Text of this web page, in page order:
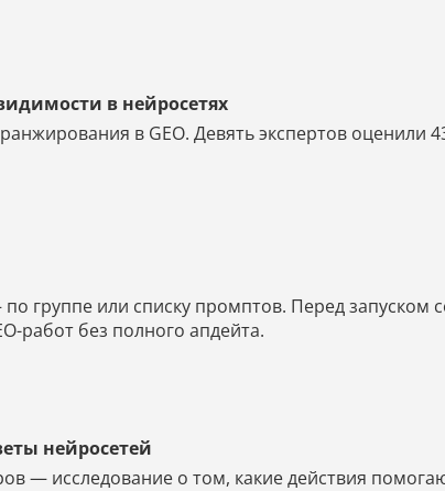
в нейросетях
в GEO. Девять экспертов оценили
группе или списку промптов. Перед запуском
работ без полного апдейта.
нейросетей
— исследование о том, какие действия